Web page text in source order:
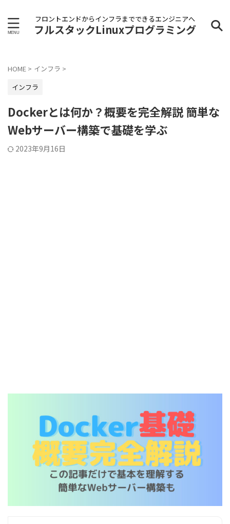
フロントエンドからインフラまでできるエンジニアへ
フルスタックLinuxプログラミング
HOME > インフラ >
インフラ
Dockerとは何か？概要を完全解説 簡単な
Webサーバー構築で基礎を学ぶ
2023年9月16日